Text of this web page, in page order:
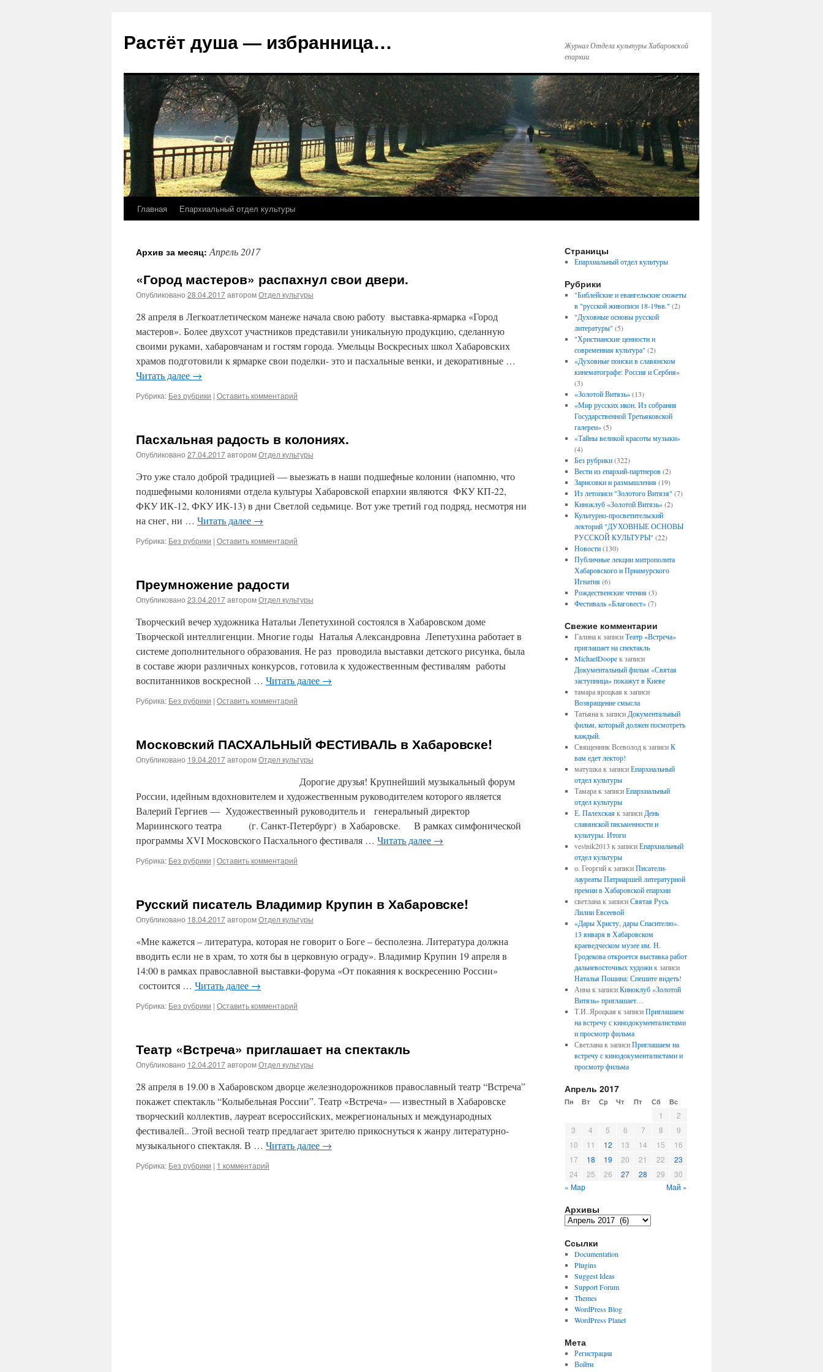
Растёт душа — избранница…
Журнал Отдела культуры Хабаровской
епархии
Перейти
содержимому
Главная Епархиальный отдел культуры
Архив за месяц:Апрель 2017
«Город мастеров» распахнул свои двери.
Опубликовано 28.04.2017авторомОтдел культуры
28 апреля в Легкоатлетическом манеже начала свою работу выставка-ярмарка «Город
мастеров». Более двухсот участников представили уникальную продукцию, сделанную
своими руками, хабаровчанам и гостям города. Умельцы Воскресных школ Хабаровских
храмов подготовили к ярмарке свои поделки- это и пасхальные венки, и декоративные …
Читать далее →
Рубрика: Без рубрики | Оставить комментарий
Пасхальная радость в колониях.
Опубликовано 27.04.2017авторомОтдел культуры
Это уже стало доброй традицией — выезжать в наши подшефные колонии (напомню, что
подшефными колониями отдела культуры Хабаровской епархии являются ФКУ КП-22,
ФКУ ИК-12, ФКУ ИК-13) в дни Светлой седьмице. Вот уже третий год подряд, несмотря ни
на снег, ни … Читать далее →
Рубрика: Без рубрики | Оставить комментарий
Преумножение радости
Опубликовано 23.04.2017авторомОтдел культуры
Творческий вечер художника Натальи Лепетухиной состоялся в Хабаровском доме
Творческой интеллигенции. Многие годы Наталья Александровна Лепетухина работает в
системе дополнительного образования. Не раз проводила выставки детского рисунка, была
в составе жюри различных конкурсов, готовила к художественным фестивалям работы
воспитанников воскресной … Читать далее →
Рубрика: Без рубрики | Оставить комментарий
Московский ПАСХАЛЬНЫЙ ФЕСТИВАЛЬ в Хабаровске!
Опубликовано 19.04.2017авторомОтдел культуры
Дорогие друзья! Крупнейший музыкальный форум
России, идейным вдохновителем и художественным руководителем которого является
Валерий Гергиев — Художественный руководитель и генеральный директор
Мариинского театра (г. Санкт-Петербург) в Хабаровске. В рамках симфонической
программы XVI Московского Пасхального фестиваля … Читать далее →
Рубрика: Без рубрики | Оставить комментарий
Русский писатель Владимир Крупин в Хабаровске!
Опубликовано 18.04.2017авторомОтдел культуры
«Мне кажется – литература, которая не говорит о Боге – бесполезна. Литература должна
вводить если не в храм, то хотя бы в церковную ограду». Владимир Крупин 19 апреля в
14:00 в рамках православной выставки-форума «От покаяния к воскресению России»
состоится … Читать далее →
Рубрика: Без рубрики | Оставить комментарий
Театр «Встреча» приглашает на спектакль
Опубликовано 12.04.2017авторомОтдел культуры
28 апреля в 19.00 в Хабаровском дворце железнодорожников православный театр “Встреча”
покажет спектакль “Колыбельная России”. Театр «Встреча» — известный в Хабаровске
творческий коллектив, лауреат всероссийских, межрегиональных и международных
фестивалей.. Этой весной театр предлагает зрителю прикоснуться к жанру литературно-
музыкального спектакля. В … Читать далее →
Рубрика: Без рубрики | 1 комментарий
Страницы
Епархиальный отдел культуры
Рубрики
"Библейские и евангельские сюжеты
в "русской живописи 18-19вв." (2)
"Духовные основы русской
литературы" (5)
"Христианские ценности и
современная культура" (2)
«Духовные поиски в славянском
кинематографе: Россия и Сербия»
(3)
«Золотой Витязь»(13)
«Мир русских икон. Из собрания
Государственной Третьяковской
галереи»(5)
«Тайны великой красоты музыки»
(4)
Без рубрики(322)
Вести из епархий-партнеров(2)
Зарисовки и размышления(19)
Из летописи "Золотого Витязя" (7)
Киноклуб «Золотой Витязь»(2)
Культурно-просветительский
лекторий "ДУХОВНЫЕ ОСНОВЫ
РУССКОЙ КУЛЬТУРЫ" (22)
Новости(130)
Публичные лекции митрополита
Хабаровского и Приамурского
Игнатия(6)
Рождественские чтения(3)
Фестиваль «Благовест»(7)
Свежие комментарии
Галинак записиТеатр «Встреча»
приглашает на спектакль
MichaelDoopeк записи
Документальный фильм «Святая
заступница» покажут в Киеве
тамара яроцкая к записи
Возвращение смысла
Татьянак записи Документальный
фильм, который должен посмотреть
каждый.
Священник Всеволодк записиК
вам едет лектор!
матушкак записиЕпархиальный
отдел культуры
Тамарак записиЕпархиальный
отдел культуры
Е. Палехскаяк записи День
славянской письменности и
культуры. Итоги
vestnik2013 к записиЕпархиальный
отдел культуры
о. Георгийк записиПисатели-
лауреаты Патриаршей литературной
премии в Хабаровской епархии
светланак записиСвятая Русь
Лилии Евсеевой
«Дары Христу, дары Спасителю».
13 января в Хабаровском
краеведческом музее им. Н.
Гродекова откроется выставка работ
дальневосточных художнк записи
Наталья Пошина: Спешите видеть!
Аннак записиКиноклуб «Золотой
Витязь» приглашает…
Т.И..Яроцкая к записиПриглашаем
на встречу с кинодокументалистами
и просмотр фильма
Светланак записиПриглашаем на
встречу с кинодокументалистами и
просмотр фильма
Апрель 2017
Пн Вт Ср Чт Пт Сб Вс
1
2
3
4 5 6 7 8
9
10
11 12 13 14 15
16
17
18 19 20 21 22
23
24
25 26 27 28 29
30
« Мар
Май »
Архивы
Архивы
Ссылки
Documentation
Plugins
Suggest Ideas
Support Forum
Themes
WordPress Blog
WordPress Planet
Мета
Регистрация
Войти